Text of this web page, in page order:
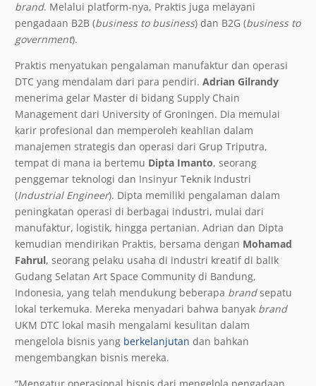
brand. Melalui platform-nya, Praktis juga melayani
pengadaan B2B (business to business) dan B2G (business to
government).
Praktis menyatukan pengalaman manufaktur dan operasi
DTC yang mendalam dari para pendiri. Adrian Gilrandy
menerima gelar Master di bidang Supply Chain
Management dari University of Groningen. Dia memulai
karir profesional dan memperoleh keahlian dalam
manajemen strategis dan operasi dari Grup Triputra,
tempat di mana ia bertemu Dipta Imanto, seorang
penggemar teknologi dan Insinyur Teknik Industri
(Industrial Engineer). Dipta memiliki pengalaman dalam
peningkatan operasi di berbagai industri, mulai dari
manufaktur, logistik, hingga pertanian. Adrian dan Dipta
kemudian mendirikan Praktis, bersama dengan Mohamad
Fahrul, seorang pelaku usaha di industri kreatif di balik
Gudang Selatan Art Space Community di Bandung,
Indonesia, yang telah mendukung beberapa brandsepatu
lokal terkemuka. Mereka menyadari bahwa banyak brand
UKM DTC lokal masih mengalami kesulitan dalam
mengelola bisnis yang berkelanjutan dan bahkan
mengembangkan bisnis mereka.